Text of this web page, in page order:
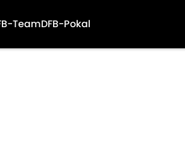
TeamDFB-Pokal